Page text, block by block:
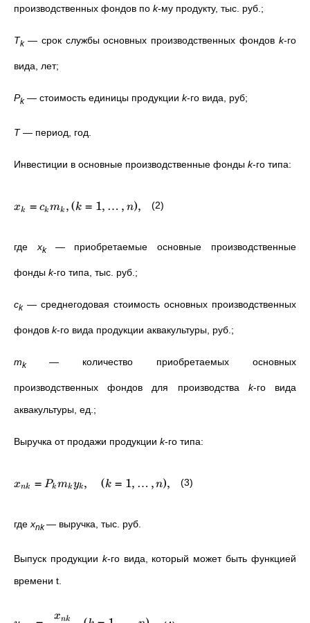
производственных фондов по k-му продукту, тыс. руб.;
Tk —срок службы основных производственных фондовk-го
вида, лет;
Pk — стоимость единицы продукции k-го вида, руб;
Т — период, год.
Инвестиции в основные производственные фонды k-го типа:
xk = ck mk ,(k = 1, … , n), (2)
гдеxk —приобретаемые основные производственные
фонды k-го типа, тыс. руб.;
ck — среднегодовая стоимость основных производственных
фондов k-го вида продукции аквакультуры, руб.;
mk — количество приобретаемых основных
производственных фондов для производства k-го вида
аквакультуры, ед.;
Выручка от продажи продукции k-го типа:
xnk = Pkmk yk , (k = 1, … , n), (3)
где xnk— выручка, тыс. руб.
Выпуск продукции k-го вида, который может быть функцией
времени t.
xnk